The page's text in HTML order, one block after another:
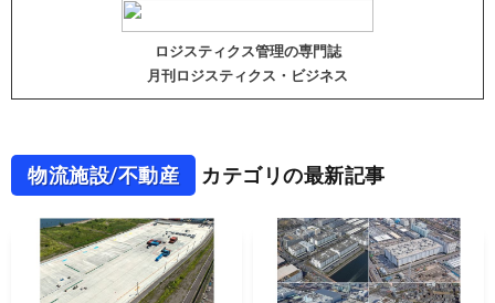
ロジスティクス管理の専門誌
月刊ロジスティクス・ビジネス
物流施設/不動産 カテゴリの最新記事